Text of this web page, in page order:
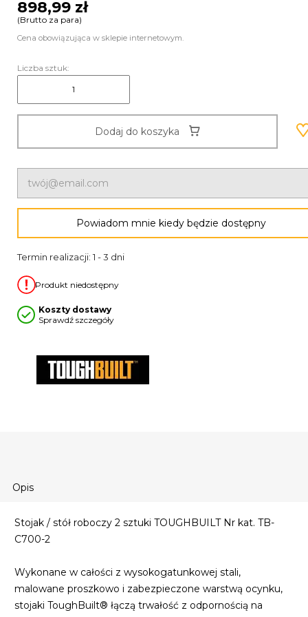
Opis
Stojak / stół roboczy 2 sztuki TOUGHBUILT Nr kat. TB-
C700-2
Wykonane w całości z wysokogatunkowej stali,
malowane proszkowo i zabezpieczone warstwą ocynku,
stojaki ToughBuilt® łączą trwałość z odpornością na
898,99 zł
(Brutto za para)
Cena obowiązująca w sklepie internetowym.
Liczba sztuk:
Dodaj do koszyka
Powiadom mnie kiedy będzie dostępny
Termin realizacji: 1 - 3 dni
Produkt niedostępny
Koszty dostawy
Sprawdź szczegóły